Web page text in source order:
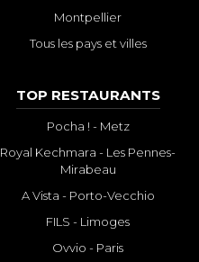
Montpellier
Tous les pays et villes
TOP RESTAURANTS
Pocha ! - Metz
Royal Kechmara - Les Pennes-
Mirabeau
A Vista - Porto-Vecchio
FILS - Limoges
Ovvio - Paris